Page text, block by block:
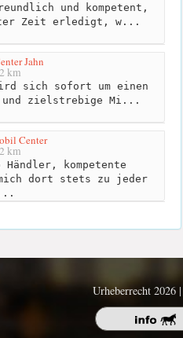
und kompetent,
Zeit erledigt, w...
Jahn
km
sich sofort um einen
und zielstrebige Mi...
Center
km
Händler, kompetente
dort stets zu jeder
Urheberrecht 2026